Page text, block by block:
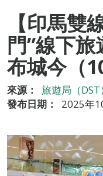
【印馬雙
門”線下
布城今（
來源：
旅遊局（DST）
發布日期：
2025年